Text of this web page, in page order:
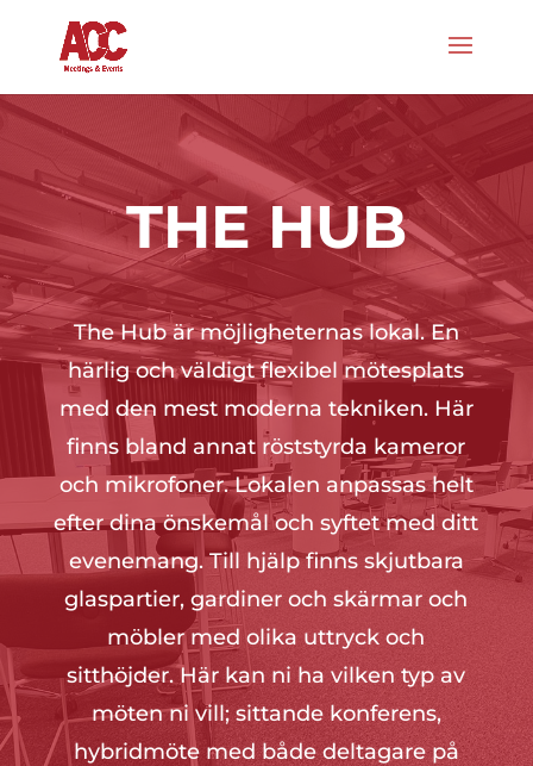
THE HUB
The Hub är möjligheternas lokal. En
härlig och väldigt flexibel mötesplats
med den mest moderna tekniken. Här
finns bland annat röststyrda kameror
och mikrofoner. Lokalen anpassas helt
efter dina önskemål och syftet med ditt
evenemang. Till hjälp finns skjutbara
glaspartier, gardiner och skärmar och
möbler med olika uttryck och
sitthöjder. Här kan ni ha vilken typ av
möten ni vill; sittande konferens,
hybridmöte med både deltagare på